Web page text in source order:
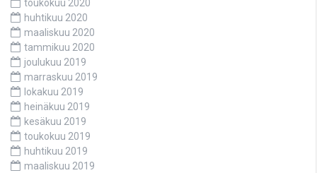
toukokuu 2020
huhtikuu 2020
maaliskuu 2020
tammikuu 2020
joulukuu 2019
marraskuu 2019
lokakuu 2019
heinäkuu 2019
kesäkuu 2019
toukokuu 2019
huhtikuu 2019
maaliskuu 2019